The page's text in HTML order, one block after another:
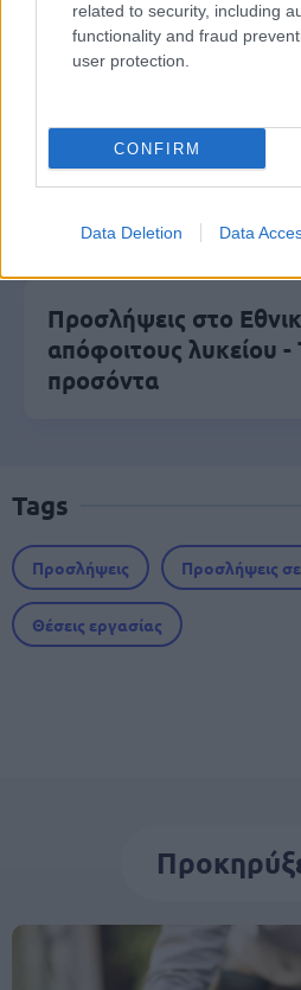
related to security, including
functionality and fraud
user protection.
CONFIRM
Data Deletion Data
ΥΠΕΣ:
Προσλήψεις
30.000 ονόματα στην
Προσλήψεις στο
απόφοιτους λυκείου -
προσόντα
Tags
Προσλήψεις Προσλήψεις
Θέσεις εργασίας